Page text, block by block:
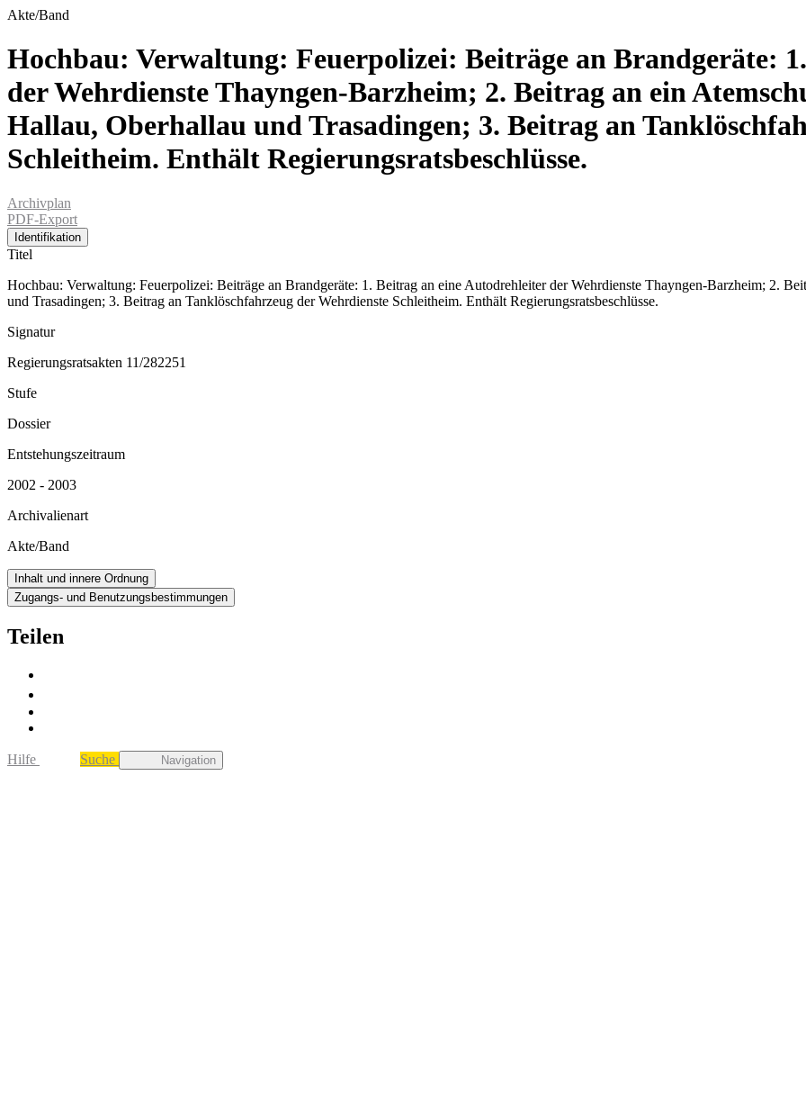
Akte/Band
Hochbau: Verwaltung: Feuerpolizei: Beiträge an Brandgeräte:
der Wehrdienste Thayngen-Barzheim; 2. Beitrag an ein
Hallau, Oberhallau und Trasadingen; 3. Beitrag an
Schleitheim. Enthält Regierungsratsbeschlüsse.
Archivplan
PDF-Export
Identifikation
Titel
Hochbau: Verwaltung: Feuerpolizei: Beiträge an Brandgeräte: 1. Beitrag an eine Autodrehleiter der Wehrdienste Thayngen-Barzheim; 2.
und Trasadingen; 3. Beitrag an Tanklöschfahrzeug der Wehrdienste Schleitheim. Enthält Regierungsratsbeschlüsse.
Signatur
Regierungsratsakten 11/282251
Stufe
Dossier
Entstehungszeitraum
2002 - 2003
Archivalienart
Akte/Band
Inhalt und innere Ordnung
Zugangs- und Benutzungsbestimmungen
Teilen
Hilfe Suche Navigation